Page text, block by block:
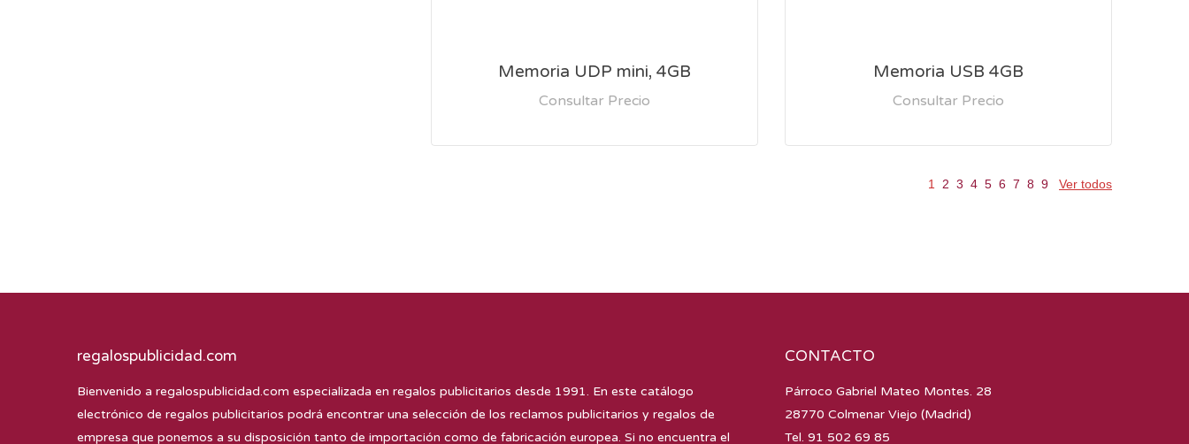
Memoria UDP mini, 4GB
Consultar Precio
Memoria USB 4GB
Consultar Precio
1 2 3 4 5 6 7 8 9 Ver todos
regalospublicidad.com
Bienvenido a regalospublicidad.com especializada en regalos publicitarios desde 1991. En este catálogo
electrónico de regalos publicitarios podrá encontrar una selección de los reclamos publicitarios y regalos de
empresa que ponemos a su disposición tanto de importación como de fabricación europea. Si no encuentra el
CONTACTO
Párroco Gabriel Mateo Montes. 28
28770 Colmenar Viejo (Madrid)
Tel. 91 502 69 85